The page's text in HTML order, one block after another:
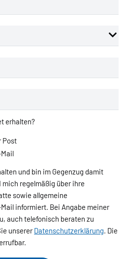
erhalten?
Post
und bin im Gegenzug damit
mich regelmäßig über ihre
sowie allgemeine
informiert. Bei Angabe meiner
auch telefonisch beraten zu
unsererDatenschutzerklärung. Die